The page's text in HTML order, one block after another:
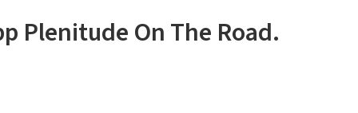
Plenitude On The Road.